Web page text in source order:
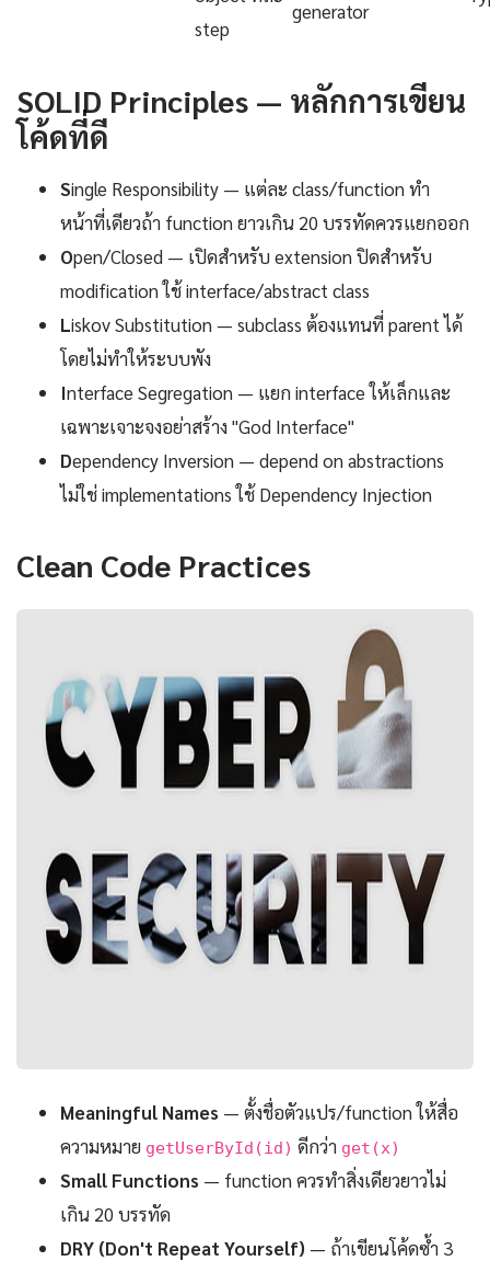
step
generator
SOLID Principles — หลักการเขียน
โค้ดที่ดี
Single Responsibility — แต่ละ class/function ทำ
หน้าที่เดียวถ้า function ยาวเกิน 20 บรรทัดควรแยกออก
Open/Closed — เปิดสำหรับ extension ปิดสำหรับ
modification ใช้ interface/abstract class
Liskov Substitution — subclass ต้องแทนที่ parent ได้
โดยไม่ทำให้ระบบพัง
Interface Segregation — แยก interface ให้เล็กและ
เฉพาะเจาะจงอย่าสร้าง "God Interface"
Dependency Inversion — depend on abstractions
ไม่ใช่ implementations ใช้ Dependency Injection
Clean Code Practices
Meaningful Names — ตั้งชื่อตัวแปร/function ให้สื่อ
ความหมาย getUserById(id) ดีกว่า get(x)
Small Functions — function ควรทำสิ่งเดียวยาวไม่
เกิน 20 บรรทัด
DRY (Don't Repeat Yourself) — ถ้าเขียนโค้ดซ้ำ 3